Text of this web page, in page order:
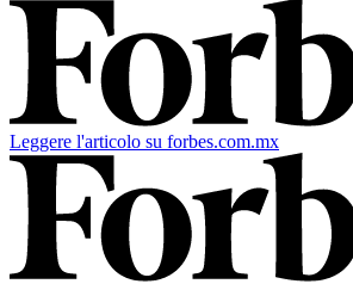
Leggere l'articolo su forbes.com.mx